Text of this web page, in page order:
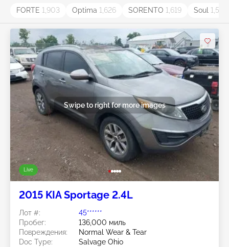
FORTE 1,903 Optima 1,626 SORENTO 1,619 Soul 1,534
Live
Swipe to right for more images
2015 KIA Sportage 2.4L
Лот #:
45******
Пробег:
136,000 миль
Повреждения:
Normal Wear & Tear
Doc Type:
Salvage Ohio